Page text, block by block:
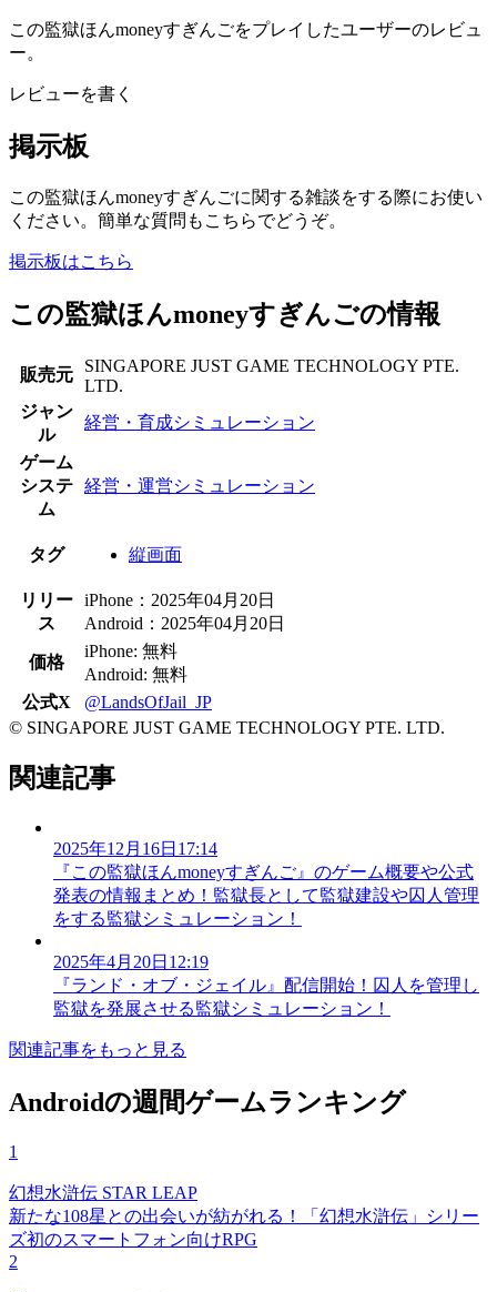
この監獄ほんmoneyすぎんごをプレイしたユーザーのレビュ
ー。
レビューを書く
掲示板
この監獄ほんmoneyすぎんごに関する雑談をする際にお使い
ください。簡単な質問もこちらでどうぞ。
掲示板はこちら
この監獄ほんmoneyすぎんごの情報
販売元
SINGAPORE JUST GAME TECHNOLOGY PTE.
LTD.
ジャン
ル
経営・育成シミュレーション
ゲーム
システ
ム
経営・運営シミュレーション
タグ 縦画面
リリー
ス
iPhone：2025年04月20日
Android：2025年04月20日
価格
iPhone: 無料
Android: 無料
公式X
@LandsOfJail_JP
© SINGAPORE JUST GAME TECHNOLOGY PTE. LTD.
関連記事
2025年12月16日17:14
『この監獄ほんmoneyすぎんご』のゲーム概要や公式
発表の情報まとめ！監獄長として監獄建設や囚人管理
をする監獄シミュレーション！
2025年4月20日12:19
『ランド・オブ・ジェイル』配信開始！囚人を管理し
監獄を発展させる監獄シミュレーション！
関連記事をもっと見る
Androidの週間ゲームランキング
1
幻想水滸伝 STAR LEAP
新たな108星との出会いが紡がれる！「幻想水滸伝」シリー
ズ初のスマートフォン向けRPG
2